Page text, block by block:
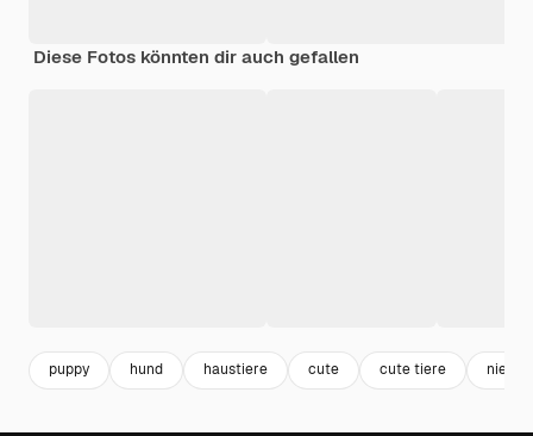
Diese Fotos könnten dir auch gefallen
puppy hund haustiere cute cute tiere